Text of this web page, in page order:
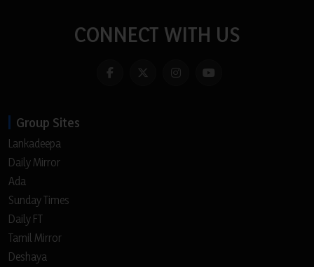
CONNECT WITH US
Group Sites
Lankadeepa
Daily Mirror
Ada
Sunday Times
Daily FT
Tamil Mirror
Deshaya